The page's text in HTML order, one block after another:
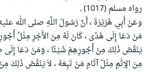
رواه مسلم (1017) .
وعَنْ أَبِي هُرَيْرَةَ ، أَنَّ رَسُولَ اللَّهِ صلى الله
مَنْ دَعَا إِلَى هُدًى ، كَانَ لَهُ مِنَ الأَجْرِ مِثْلُ
يَنْقُصُ ذَلِكَ مِنْ أُجُورِهِمْ شَيْئًا ، وَمَنْ دَعَا إِلَى
مِنَ الإِثْمِ مِثْلُ آثَامِ مَنْ تَبِعَهُ ، لاَ يَنْقُصُ ذَلِكَ